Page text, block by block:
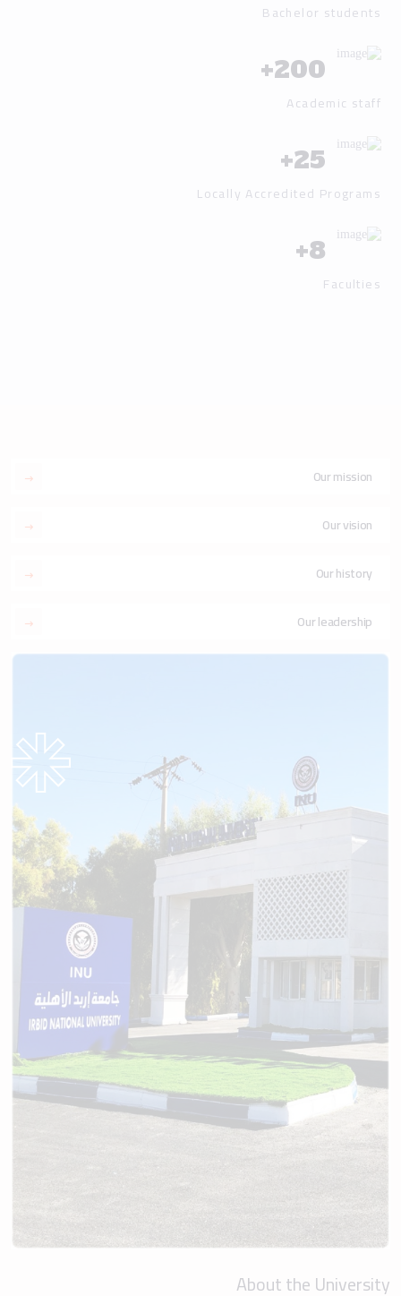
Bachelor students
200
+
Academic staff
25
+
Locally Accredited Programs
8
+
Faculties
Our mission
Our vision
Our history
Our leadership
About the University